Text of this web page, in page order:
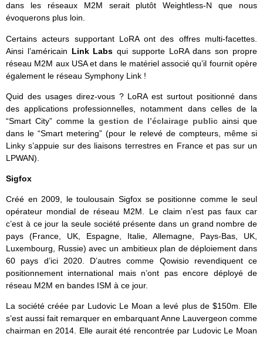
dans les réseaux M2M serait plutôt Weightless-N que nous
évoquerons plus loin.
Certains acteurs supportant LoRA ont des offres multi-facettes.
Ainsi l’américain Link Labsqui supporte LoRA dans son propre
réseau M2M aux USA et dans le matériel associé qu’il fournit opère
également le réseau Symphony Link !
Quid des usages direz-vous ? LoRA est surtout positionné dans
des applications professionnelles, notamment dans celles de la
“Smart City” comme la gestion de l’éclairage public ainsi que
dans le “Smart metering” (pour le relevé de compteurs, même si
Linky s’appuie sur des liaisons terrestres en France et pas sur un
LPWAN).
Sigfox
Créé en 2009, le toulousain Sigfox se positionne comme le seul
opérateur mondial de réseau M2M. Le claim n’est pas faux car
c’est à ce jour la seule société présente dans un grand nombre de
pays (France, UK, Espagne, Italie, Allemagne, Pays-Bas, UK,
Luxembourg, Russie) avec un ambitieux plan de déploiement dans
60 pays d’ici 2020. D’autres comme Qowisio revendiquent ce
positionnement international mais n’ont pas encore déployé de
réseau M2M en bandes ISM à ce jour.
La société créée par Ludovic Le Moan a levé plus de $150m. Elle
s’est aussi fait remarquer en embarquant Anne Lauvergeon comme
chairman en 2014. Elle aurait été rencontrée par Ludovic Le Moan